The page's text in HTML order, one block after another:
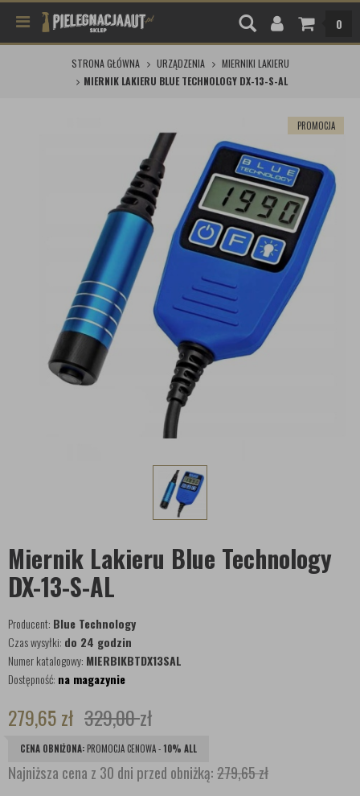
0
STRONA GŁÓWNA URZĄDZENIA
MIERNIKI LAKIERU
MIERNIK LAKIERU BLUE TECHNOLOGY DX-13-S-AL
PROMOCJA
Miernik Lakieru Blue Technology
DX-13-S-AL
Producent: Blue Technology
Czas wysyłki: do 24 godzin
Numer katalogowy: MIERBIKBTDX13SAL
Dostępność: na magazynie
279,65zł 329,00zł
CENA OBNIŻONA: PROMOCJA CENOWA -10% ALL
Najniższa cena z 30 dni przed obniżką:279,65 zł